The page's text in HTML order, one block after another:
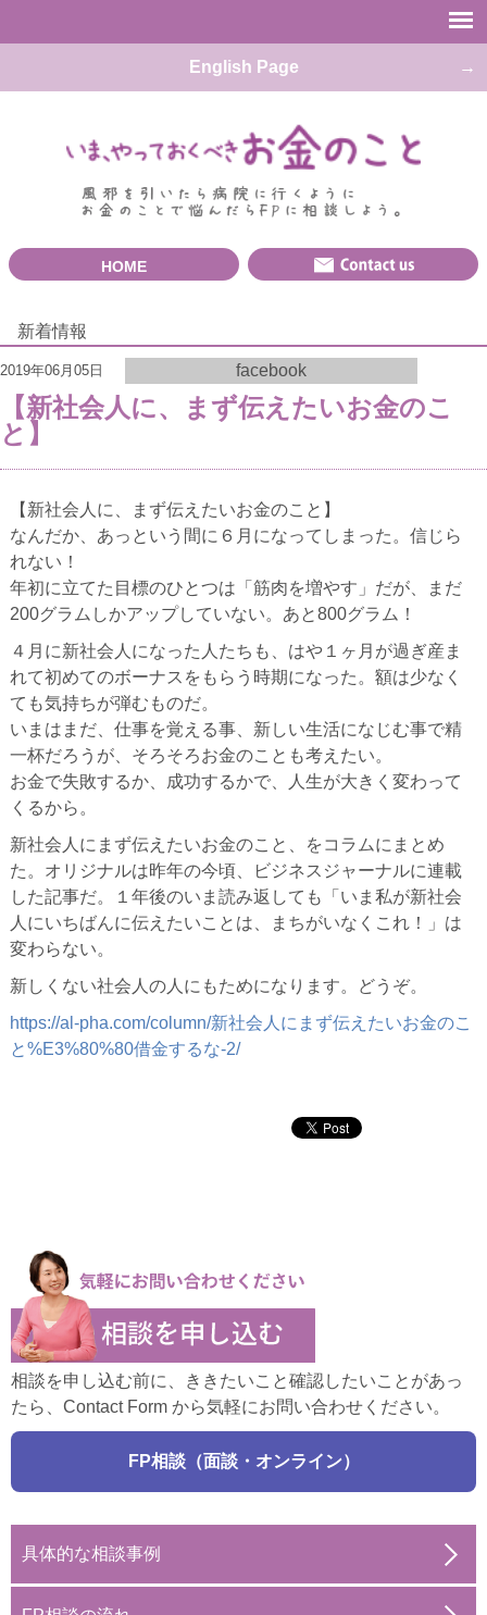
English Page
HOME
新着情報
2019年06月05日 facebook
【新社会人に、まず伝えたいお金のこ
と】
【新社会人に、まず伝えたいお金のこと】
なんだか、あっという間に６月になってしまった。信じら
れない！
年初に立てた目標のひとつは「筋肉を増やす」だが、まだ
200グラムしかアップしていない。あと800グラム！
４月に新社会人になった人たちも、はや１ヶ月が過ぎ産ま
れて初めてのボーナスをもらう時期になった。額は少なく
ても気持ちが弾むものだ。
いまはまだ、仕事を覚える事、新しい生活になじむ事で精
一杯だろうが、そろそろお金のことも考えたい。
お金で失敗するか、成功するかで、人生が大きく変わって
くるから。
新社会人にまず伝えたいお金のこと、をコラムにまとめ
た。オリジナルは昨年の今頃、ビジネスジャーナルに連載
した記事だ。１年後のいま読み返しても「いま私が新社会
人にいちばんに伝えたいことは、まちがいなくこれ！」は
変わらない。
新しくない社会人の人にもためになります。どうぞ。
https://al-pha.com/column/新社会人にまず伝えたいお金のこ
と%E3%80%80借金するな-2/
相談を申し込む前に、ききたいこと確認したいことがあっ
たら、Contact Form から気軽にお問い合わせください。
FP相談（面談・オンライン）
具体的な相談事例